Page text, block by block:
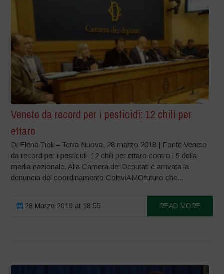
Veneto da record per i pesticidi: 12 chili per
ettaro
Di Elena Tioli – Terra Nuova, 28 marzo 2018 | Fonte Veneto
da record per i pesticidi: 12 chili per ettaro contro i 5 della
media nazionale. Alla Camera dei Deputati è arrivata la
denuncia del coordinamento ColtiviAMOfuturo che...
28 Marzo 2019 at 18:55 READ MORE